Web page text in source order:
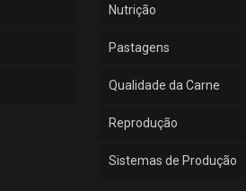
Nutrição
Pastagens
Qualidade da Carne
Reprodução
Sistemas de Produção